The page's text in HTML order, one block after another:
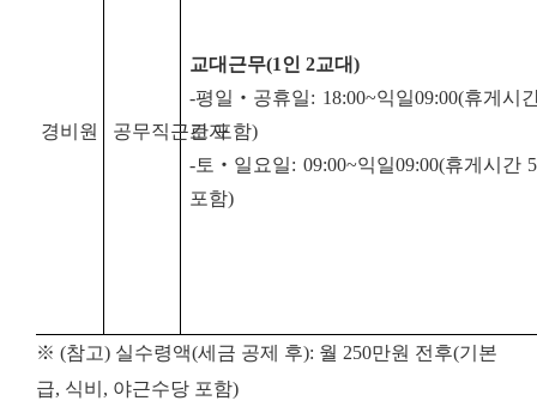
경비원 공무직근로자
교대근무(1인 2교대)
-평일 ‧ 공휴일: 18:00~익일09:00(휴게시
간 포함)
-토 ‧ 일요일: 09:00~익일09:00(휴게시간 5
포함)
※ (참고) 실수령액(세금 공제 후): 월 250만원 전후(기본
급, 식비, 야근수당 포함)